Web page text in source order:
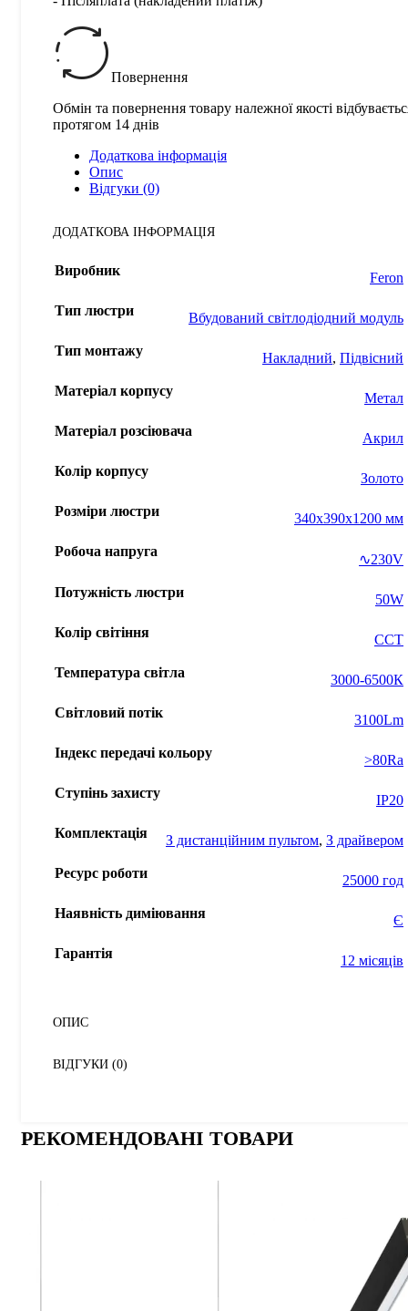
Повернення
Обмін та повернення товару належної якості
протягом 14 днів
Додаткова інформація
Опис
Відгуки (0)
ДОДАТКОВА ІНФОРМАЦІЯ
Виробник Feron
Тип люстри Вбудований світлодіодний модуль
Тип монтажу Накладний, Підвісний
Матеріал корпусу Метал
Матеріал розсіювача Акрил
Колір корпусу Золото
Розміри люстри 340x390x1200 мм
Робоча напруга ∿230V
Потужність люстри 50W
Колір світіння ССТ
Температура світла 3000-6500К
Світловий потік 3100Lm
Індекс передачі кольору >80Ra
Ступінь захисту IP20
Комплектація З диcтанційним пультом, З драйвером
Ресурс роботи 25000 год
Наявність диміювання Є
Гарантія 12 місяців
ОПИС
ВІДГУКИ (0)
РЕКОМЕНДОВАНІ ТОВАРИ